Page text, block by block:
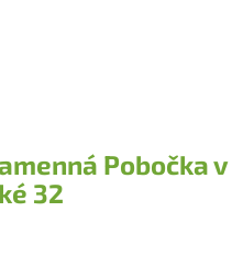
Pobočka
32